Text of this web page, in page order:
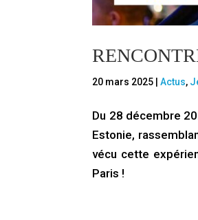
20 mars 2025 |Actus,
Du 28 décembre
Estonie,
vécu cette
Paris !